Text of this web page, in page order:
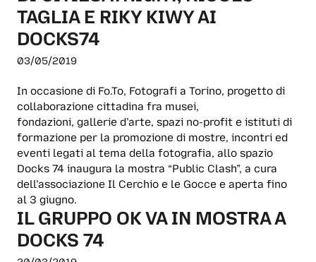
TAGLIA E RIKY KIWY AI
DOCKS74
03/05/2019
In occasione di Fo.To, Fotografi a Torino, progetto di
collaborazione cittadina fra musei,
fondazioni, gallerie d’arte, spazi no-profit e istituti di
formazione per la promozione di mostre, incontri ed
eventi legati al tema della fotografia, allo spazio
Docks 74 inaugura la mostra “Public Clash”, a cura
dell’associazione Il Cerchio e le Gocce e aperta fino
al 3 giugno.
IL GRUPPO OK VA IN MOSTRA A
DOCKS 74